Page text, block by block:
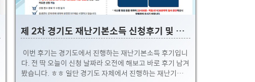
제 2차 경기도 재난기본소득 신청후기 및 카드사별 혜택정리 + 주요 Q&A (유아 신청포함)
이번 후기는 경기도에서 진행하는 재난기본소득 후기입니
다. 전 딱 오늘이 신청 날짜라 오전에 해보고 바로 후기 남겨
봤습니다. ㅎㅎ 일단 경기도 자체에서 진행하는 재난기본소